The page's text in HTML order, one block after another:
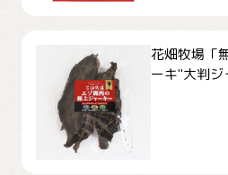
花畑牧場「
ーキ"大判